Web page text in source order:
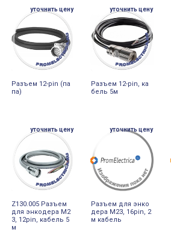
уточнить цену
Разъем 12-pin (па
па)
уточнить цену
Разъем 12-pin, ка
бель 5м
уточнить цену
Z130.005 Разъем
для энкодера M2
3, 12pin, кабель 5
м
уточнить цену
Разъем для энко
дера M23, 16pin, 2
м кабель